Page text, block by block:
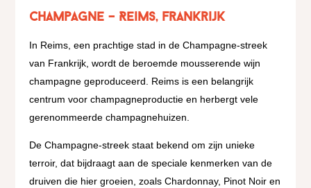
Champagne – Reims, Frankrijk
In Reims, een prachtige stad in de Champagne-streek
van Frankrijk, wordt de beroemde mousserende wijn
champagne geproduceerd. Reims is een belangrijk
centrum voor champagneproductie en herbergt vele
gerenommeerde champagnehuizen.
De Champagne-streek staat bekend om zijn unieke
terroir, dat bijdraagt aan de speciale kenmerken van de
druiven die hier groeien, zoals Chardonnay, Pinot Noir en